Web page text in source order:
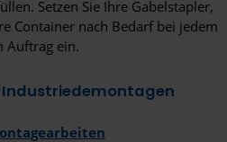
Setzen Sie Ihre Gabelstapler,
Container nach Bedarf bei jedem
Auftrag ein.
Industriedemontagen